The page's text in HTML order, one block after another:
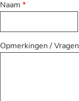
Naam *
Opmerkingen / Vragen